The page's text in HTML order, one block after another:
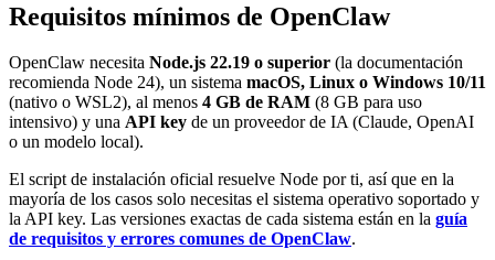
Requisitos mínimos de OpenClaw
OpenClaw necesita Node.js 22.19 o superior (la documentación
recomienda Node 24), un sistema macOS, Linux o Windows 10/11
(nativo o WSL2), al menos 4 GB de RAM (8 GB para uso
intensivo) y una API key de un proveedor de IA (Claude, OpenAI
o un modelo local).
El script de instalación oficial resuelve Node por ti, así que en la
mayoría de los casos solo necesitas el sistema operativo soportado y
la API key. Las versiones exactas de cada sistema están en la guía
de requisitos y errores comunes de OpenClaw.